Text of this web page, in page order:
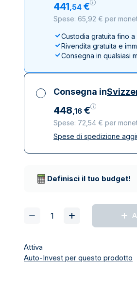
441,54 €
Spese: 65,92 € per
Custodia gratuita fino
Rivendita gratuita e
Consegna in qualsiasi
Consegna in
448,16 €
Spese: 72,54 € per
Tutte le tasse incluse
Spese di spedizione
Definisci il tuo budget!
Attiva
Auto-Invest per questo prodotto